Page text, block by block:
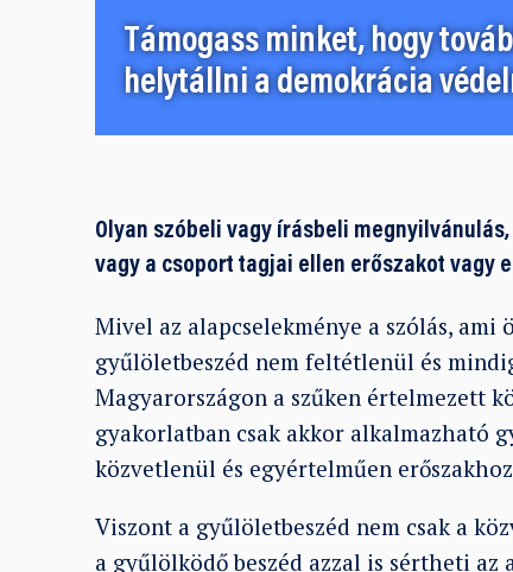
Támogass minket, hogy
helytállni a demokrácia
Olyan szóbeli vagy írásbeli
vagy a csoport tagjai ellen erőszakot vagy
Mivel az alapcselekménye a szólás, ami
gyűlöletbeszéd nem feltétlenül és
Magyarországon a szűken értelmezett
gyakorlatban csak akkor alkalmazható
közvetlenül és egyértelműen
Viszont a gyűlöletbeszéd nem csak a
a gyűlölködő beszéd azzal is sértheti